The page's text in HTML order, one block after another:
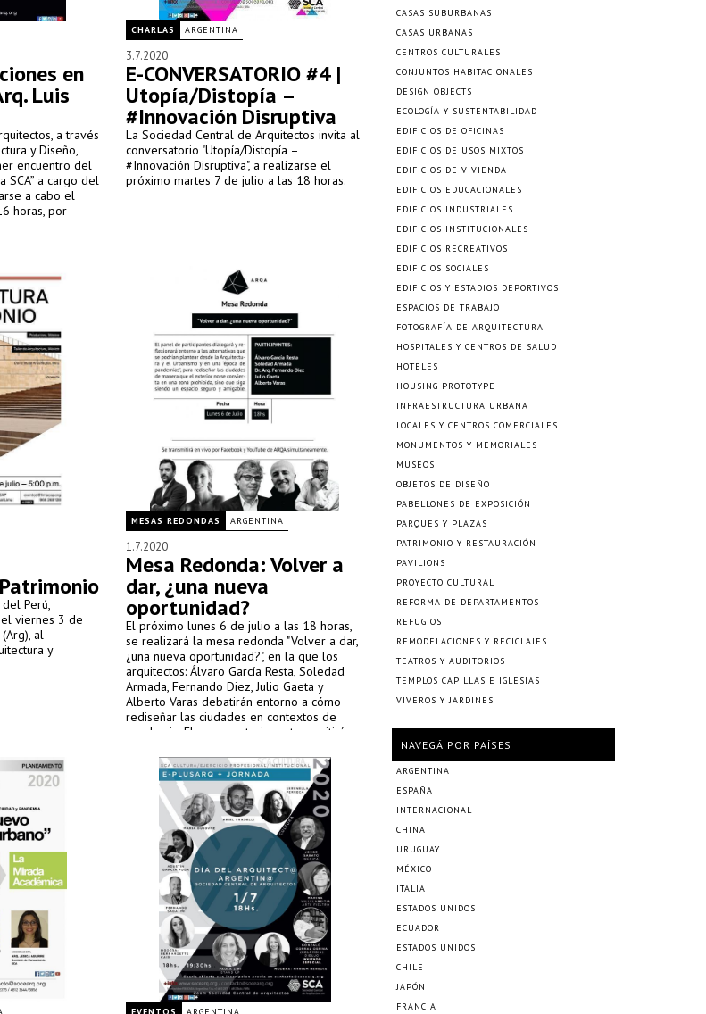
en
Luis
a través
y Diseño,
encuentro del
SCA” a cargo del
a cabo el
horas, por
CHARLAS ARGENTINA
3.7.2020
E-CONVERSATORIO #4 |
Utopía/Distopía –
#Innovación Disruptiva
La Sociedad Central de Arquitectos invita al
conversatorio "Utopía/Distopía –
#Innovación Disruptiva", a realizarse el
próximo martes 7 de julio a las 18 horas.
Perú,
viernes 3 de
al
y
MESAS REDONDAS ARGENTINA
1.7.2020
Mesa Redonda: Volver a
dar, ¿una nueva
oportunidad?
El próximo lunes 6 de julio a las 18 horas,
se realizará la mesa redonda "Volver a dar,
¿una nueva oportunidad?", en la que los
arquitectos: Álvaro García Resta, Soledad
Armada, Fernando Diez, Julio Gaeta y
Alberto Varas debatirán entorno a cómo
rediseñar las ciudades en contextos de
pandemia. El conversatorio se transmitirá en
CASAS SUBURBANAS
CASAS URBANAS
CENTROS CULTURALES
CONJUNTOS HABITACIONALES
DESIGN OBJECTS
ECOLOGÍA Y SUSTENTABILIDAD
EDIFICIOS DE OFICINAS
EDIFICIOS DE USOS MIXTOS
EDIFICIOS DE VIVIENDA
EDIFICIOS EDUCACIONALES
EDIFICIOS INDUSTRIALES
EDIFICIOS INSTITUCIONALES
EDIFICIOS RECREATIVOS
EDIFICIOS SOCIALES
EDIFICIOS Y ESTADIOS DEPORTIVOS
ESPACIOS DE TRABAJO
FOTOGRAFÍA DE ARQUITECTURA
HOSPITALES Y CENTROS DE SALUD
HOTELES
HOUSING PROTOTYPE
INFRAESTRUCTURA URBANA
LOCALES Y CENTROS COMERCIALES
MONUMENTOS Y MEMORIALES
MUSEOS
OBJETOS DE DISEÑO
PABELLONES DE EXPOSICIÓN
PARQUES Y PLAZAS
PATRIMONIO Y RESTAURACIÓN
PAVILIONS
PROYECTO CULTURAL
REFORMA DE DEPARTAMENTOS
REFUGIOS
REMODELACIONES Y RECICLAJES
TEATROS Y AUDITORIOS
TEMPLOS CAPILLAS E IGLESIAS
VIVEROS Y JARDINES
NAVEGÁ POR PAÍSES
ARGENTINA
ESPAÑA
INTERNACIONAL
CHINA
URUGUAY
MÉXICO
ITALIA
ESTADOS UNIDOS
ECUADOR
ESTADOS UNIDOS
CHILE
JAPÓN
FRANCIA